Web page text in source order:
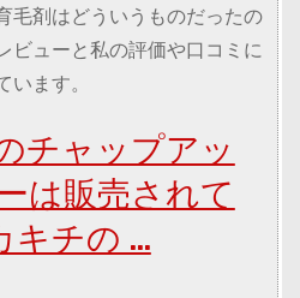
毛剤はどういうものだったの
ビューと私の評価や口コミに
ます。
チャップアッ
は販売されて
キチの …